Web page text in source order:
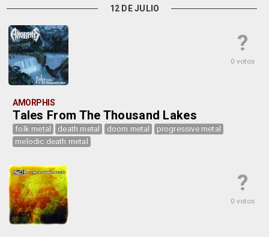
12 DE JULIO
?
0 votos
AMORPHIS
Tales From The Thousand Lakes
folk metal death metal doom metal
progressive metal
melodic death metal
?
0 votos